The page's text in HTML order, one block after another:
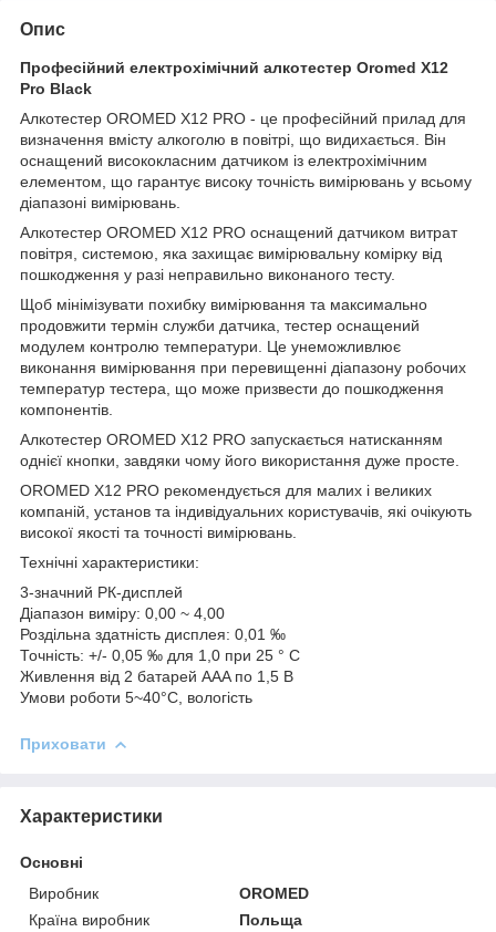
Опис
Професійний електрохімічний алкотестер Oromed X12
Pro Black
Алкотестер OROMED X12 PRO - це професійний прилад для
визначення вмісту алкоголю в повітрі, що видихається. Він
оснащений висококласним датчиком із електрохімічним
елементом, що гарантує високу точність вимірювань у всьому
діапазоні вимірювань.
Алкотестер OROMED X12 PRO оснащений датчиком витрат
повітря, системою, яка захищає вимірювальну комірку від
пошкодження у разі неправильно виконаного тесту.
Щоб мінімізувати похибку вимірювання та максимально
продовжити термін служби датчика, тестер оснащений
модулем контролю температури. Це унеможливлює
виконання вимірювання при перевищенні діапазону робочих
температур тестера, що може призвести до пошкодження
компонентів.
Алкотестер OROMED X12 PRO запускається натисканням
однієї кнопки, завдяки чому його використання дуже просте.
OROMED X12 PRO рекомендується для малих і великих
компаній, установ та індивідуальних користувачів, які очікують
високої якості та точності вимірювань.
Технічні характеристики:
3-значний РК-дисплей
Діапазон виміру: 0,00 ~ 4,00
Роздільна здатність дисплея: 0,01 ‰
Точність: +/- 0,05 ‰ для 1,0 при 25 ° C
Живлення від 2 батарей AAA по 1,5 В
Умови роботи 5~40°C, вологість
Приховати
Характеристики
Основні
Виробник
OROMED
Країна виробник
Польща